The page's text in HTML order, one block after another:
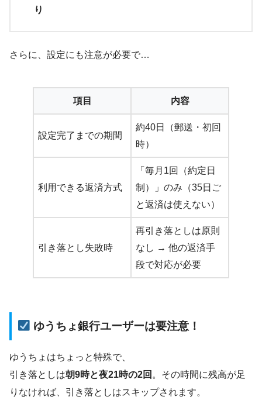
り
さらに、設定にも注意が必要で…
項目 内容
設定完了までの期間
約40日（郵送・初回
時）
利用できる返済方式
「毎月1回（約定日
制）」のみ（35日ご
と返済は使えない）
引き落とし失敗時
再引き落としは原則
なし → 他の返済手
段で対応が必要
ゆうちょ銀行ユーザーは要注意！
ゆうちょはちょっと特殊で、
引き落としは朝9時と夜21時の2回 。その時間に残高が足
りなければ、引き落としはスキップされます。